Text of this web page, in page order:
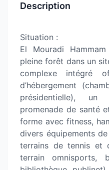
Description
Situation :
El Mouradi
pleine forêt dans un
complexe intégré
d’hébergement
présidentielle),
promenade de santé
forme avec fitness,
divers équipements
terrains de tennis et
terrain omnisports,